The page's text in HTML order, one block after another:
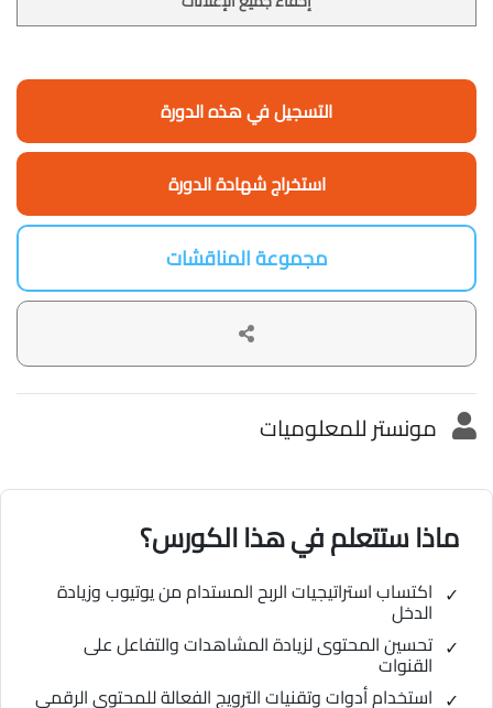
التسجيل في هذه الدورة
استخراج شهادة الدورة
مجموعة المناقشات
مونستر للمعلوميات
ماذا ستتعلم في هذا الكورس؟
اكتساب استراتيجيات الربح المستدام من يوتيوب وزيادة
الدخل
تحسين المحتوى لزيادة المشاهدات والتفاعل على
القنوات
استخدام أدوات وتقنيات الترويج الفعالة للمحتوى الرقمي